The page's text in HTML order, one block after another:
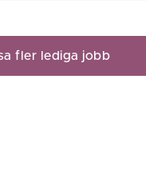
fler lediga jobb